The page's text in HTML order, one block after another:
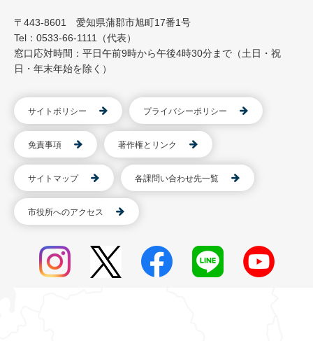
〒443-8601 愛知県蒲郡市旭町17番1号
Tel：0533-66-1111（代表）
窓口応対時間：平日午前9時から午後4時30分まで（土日・祝
日・年末年始を除く）
サイトポリシー プライバシーポリシー
免責事項 著作権とリンク
サイトマップ 各課問い合わせ先一覧
市役所へのアクセス